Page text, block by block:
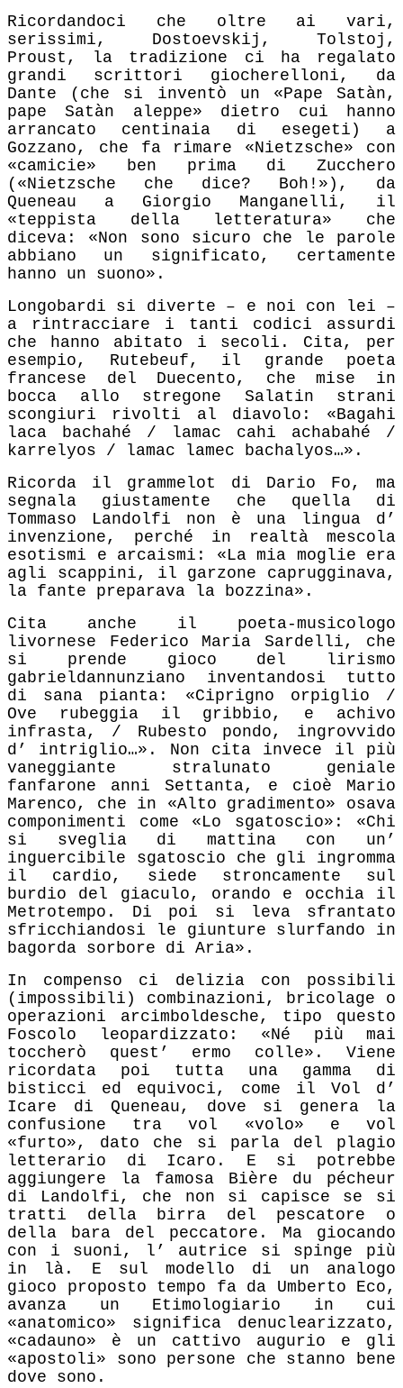
Ricordandoci che oltre ai vari,
serissimi, Dostoevskij, Tolstoj,
Proust, la tradizione ci ha regalato
grandi scrittori giocherelloni, da
Dante (che si inventò un «Pape Satàn,
pape Satàn aleppe» dietro cui hanno
arrancato centinaia di esegeti) a
Gozzano, che fa rimare «Nietzsche» con
«camicie» ben prima di Zucchero
(«Nietzsche che dice? Boh!»), da
Queneau a Giorgio Manganelli, il
«teppista della letteratura» che
diceva: «Non sono sicuro che le parole
abbiano un significato, certamente
hanno un suono».
Longobardi si diverte – e noi con lei –
a rintracciare i tanti codici assurdi
che hanno abitato i secoli. Cita, per
esempio, Rutebeuf, il grande poeta
francese del Duecento, che mise in
bocca allo stregone Salatin strani
scongiuri rivolti al diavolo: «Bagahi
laca bachahé / lamac cahi achabahé /
karrelyos / lamac lamec bachalyos…».
Ricorda il grammelot di Dario Fo, ma
segnala giustamente che quella di
Tommaso Landolfi non è una lingua d’
invenzione, perché in realtà mescola
esotismi e arcaismi: «La mia moglie era
agli scappini, il garzone caprugginava,
la fante preparava la bozzina».
Cita anche il poeta-musicologo
livornese Federico Maria Sardelli, che
si prende gioco del lirismo
gabrieldannunziano inventandosi tutto
di sana pianta: «Ciprigno orpiglio /
Ove rubeggia il gribbio, e achivo
infrasta, / Rubesto pondo, ingrovvido
d’ intriglio…». Non cita invece il più
vaneggiante stralunato geniale
fanfarone anni Settanta, e cioè Mario
Marenco, che in «Alto gradimento» osava
componimenti come «Lo sgatoscio»: «Chi
si sveglia di mattina con un’
inguercibile sgatoscio che gli ingromma
il cardio, siede stroncamente sul
burdio del giaculo, orando e occhia il
Metrotempo. Di poi si leva sfrantato
sfricchiandosi le giunture slurfando in
bagorda sorbore di Aria».
In compenso ci delizia con possibili
(impossibili) combinazioni, bricolage o
operazioni arcimboldesche, tipo questo
Foscolo leopardizzato: «Né più mai
toccherò quest’ ermo colle». Viene
ricordata poi tutta una gamma di
bisticci ed equivoci, come il Vol d’
Icare di Queneau, dove si genera la
confusione tra vol «volo» e vol
«furto», dato che si parla del plagio
letterario di Icaro. E si potrebbe
aggiungere la famosa Bière du pécheur
di Landolfi, che non si capisce se si
tratti della birra del pescatore o
della bara del peccatore. Ma giocando
con i suoni, l’ autrice si spinge più
in là. E sul modello di un analogo
gioco proposto tempo fa da Umberto Eco,
avanza un Etimologiario in cui
«anatomico» significa denuclearizzato,
«cadauno» è un cattivo augurio e gli
«apostoli» sono persone che stanno bene
dove sono.